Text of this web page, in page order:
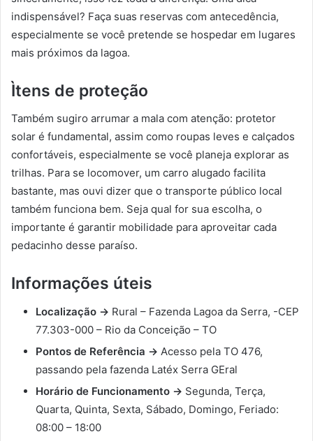
indispensável? Faça suas reservas com antecedência,
especialmente se você pretende se hospedar em lugares
mais próximos da lagoa.
Ìtens de proteção
Também sugiro arrumar a mala com atenção: protetor
solar é fundamental, assim como roupas leves e calçados
confortáveis, especialmente se você planeja explorar as
trilhas. Para se locomover, um carro alugado facilita
bastante, mas ouvi dizer que o transporte público local
também funciona bem. Seja qual for sua escolha, o
importante é garantir mobilidade para aproveitar cada
pedacinho desse paraíso.
Informações úteis
Localização -> Rural – Fazenda Lagoa da Serra, -CEP
77.303-000 – Rio da Conceição – TO
Pontos de Referência -> Acesso pela TO 476,
passando pela fazenda Latéx Serra GEral
Horário de Funcionamento -> Segunda, Terça,
Quarta, Quinta, Sexta, Sábado, Domingo, Feriado:
08:00 – 18:00